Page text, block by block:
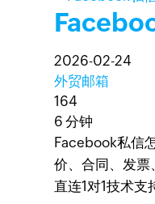
2026-02-24
外贸邮箱
164
6 分钟
Facebook私信
价、合同、发
直连1对1技术